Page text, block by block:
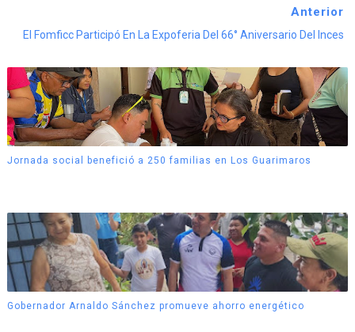
Anterior
El Fomficc Participó En La Expoferia Del 66° Aniversario Del Inces
Jornada social benefició a 250 familias en Los Guarimaros
Gobernador Arnaldo Sánchez promueve ahorro energético